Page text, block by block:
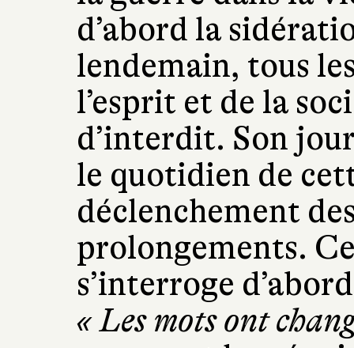
d’abord la
lendemain, tous
l’esprit et de la
d’interdit. Son
le quotidien de
déclenchement
prolongements.
s’interroge
« Les mots ont